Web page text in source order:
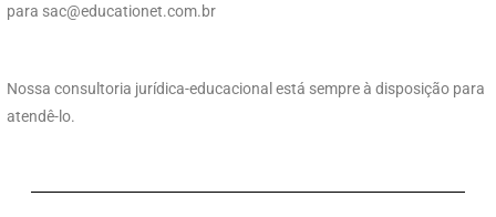
para sac@educationet.com.br
Nossa consultoria jurídica-educacional está sempre à disposição para
atendê-lo.